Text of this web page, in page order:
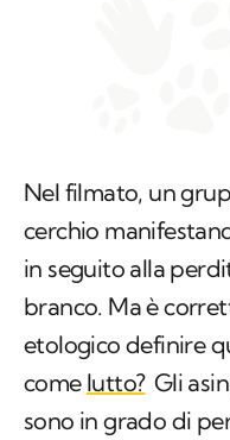
Nel filmato, un
cerchio
in seguito alla
branco. Ma è
etologico definire
come lutto? Gli
sono in grado di